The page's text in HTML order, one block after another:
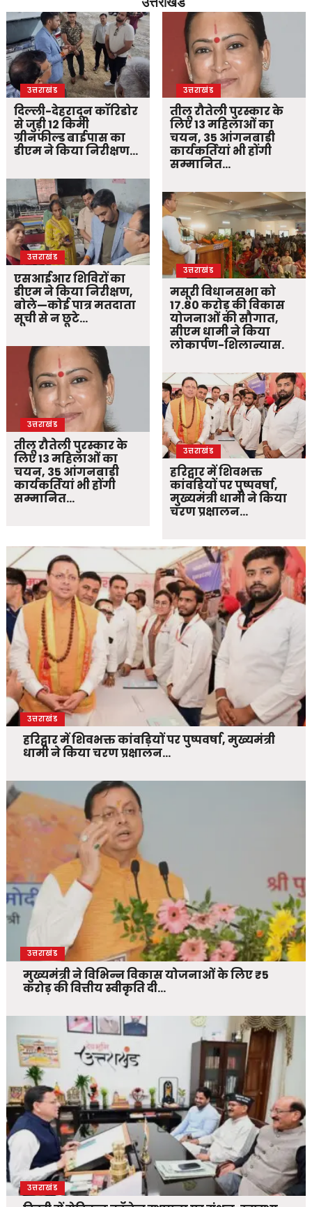
उत्तराखंड
दिल्ली-देहरादून कॉरिडोर
से जुड़ी 12 किमी
ग्रीनफील्ड बाईपास का
डीएम ने किया निरीक्षण…
उत्तराखंड
एसआईआर शिविरों का
डीएम ने किया निरीक्षण,
बोले—कोई पात्र मतदाता
सूची से न छूटे…
उत्तराखंड
तीलू रौतेली पुरस्कार के
लिए 13 महिलाओं का
चयन, 35 आंगनबाड़ी
कार्यकर्तियां भी होंगी
सम्मानित…
उत्तराखंड
तीलू रौतेली पुरस्कार के
लिए 13 महिलाओं का
चयन, 35 आंगनबाड़ी
कार्यकर्तियां भी होंगी
सम्मानित…
उत्तराखंड
मसूरी विधानसभा को
17.80 करोड़ की विकास
योजनाओं की सौगात,
सीएम धामी ने किया
लोकार्पण-शिलान्यास.
उत्तराखंड
हरिद्वार में शिवभक्त
कांवड़ियों पर पुष्पवर्षा,
मुख्यमंत्री धामी ने किया
चरण प्रक्षालन…
उत्तराखंड
हरिद्वार में शिवभक्त कांवड़ियों पर पुष्पवर्षा, मुख्यमंत्री
धामी ने किया चरण प्रक्षालन…
उत्तराखंड
मुख्यमंत्री ने विभिन्न विकास योजनाओं के लिए ₹5
करोड़ की वित्तीय स्वीकृति दी…
उत्तराखंड